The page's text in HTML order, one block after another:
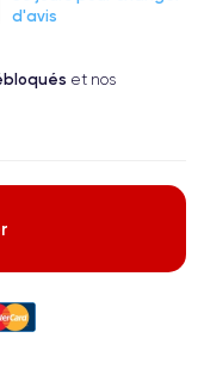
d'avis
et nos